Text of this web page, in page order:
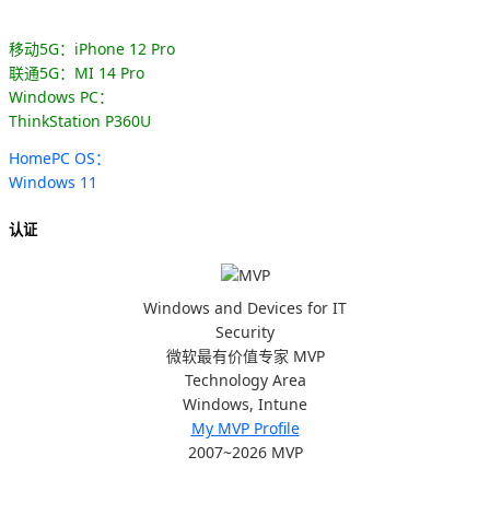
移动5G：iPhone 12 Pro
联通5G：MI 14 Pro
Windows PC：
ThinkStation P360U
HomePC OS：
Windows 11
认证
Windows and Devices for IT
Security
微软最有价值专家 MVP
Technology Area
Windows, Intune
My MVP Profile
2007~2026 MVP